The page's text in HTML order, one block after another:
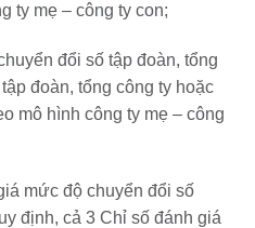
ty mẹ – công ty con;
đổi số tập đoàn, tổng
đoàn, tổng công ty hoặc
mô hình công ty mẹ – công
mức độ chuyển đổi số
định, cả 3 Chỉ số đánh giá